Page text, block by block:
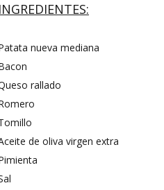
INGREDIENTES:
nueva mediana
rallado
de oliva virgen extra